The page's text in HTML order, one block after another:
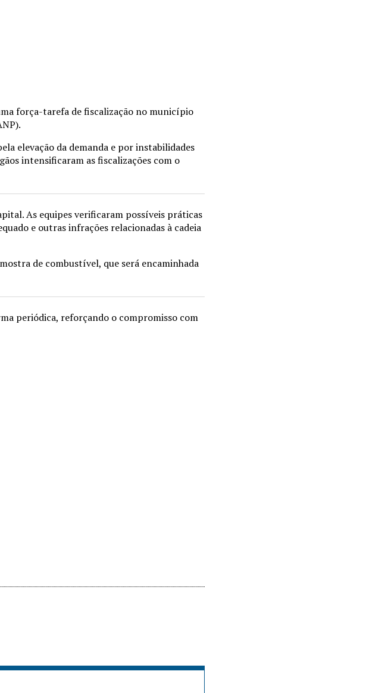
força-tarefa de fiscalização no município
elevação da demanda e por instabilidades
intensificaram as fiscalizações com o
As equipes verificaram possíveis práticas
e outras infrações relacionadas à cadeia
de combustível, que será encaminhada
periódica, reforçando o compromisso com